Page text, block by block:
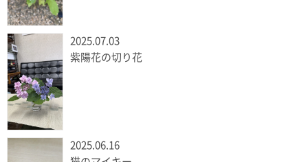
2025.07.03
紫陽花の切り花
2025.06.16